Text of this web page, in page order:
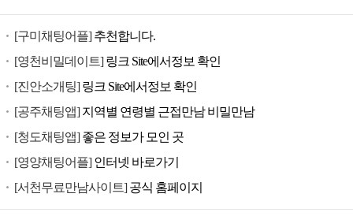
[구미채팅어플]추천합니다.
[영천비밀데이트]링크 Site에서정보 확인
[진안소개팅]링크 Site에서정보 확인
[공주채팅앱]지역별 연령별 근접만남 비밀만남
[청도채팅앱]좋은 정보가 모인 곳
[영양채팅어플]인터넷 바로가기
[서천무료만남사이트]공식 홈페이지